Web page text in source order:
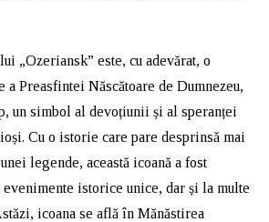
„Ozeriansk” este, cu adevărat, o
a Preasfintei Născătoare de Dumnezeu,
un simbol al devoțiunii și al speranței
Cu o istorie care pare desprinsă mai
legende, această icoană a fost
istorice unice, dar și la multe
icoana se află în Mănăstirea